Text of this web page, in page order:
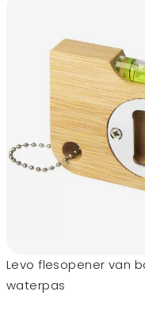
Levo flesopener van
waterpas